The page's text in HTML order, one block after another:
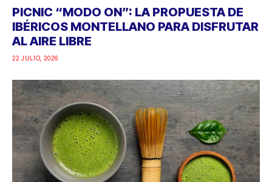
PICNIC “MODO ON”: LA PROPUESTA DE
IBÉRICOS MONTELLANO PARA DISFRUTAR
AL AIRE LIBRE
22 JULIO, 2026